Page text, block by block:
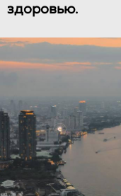
здоровью.